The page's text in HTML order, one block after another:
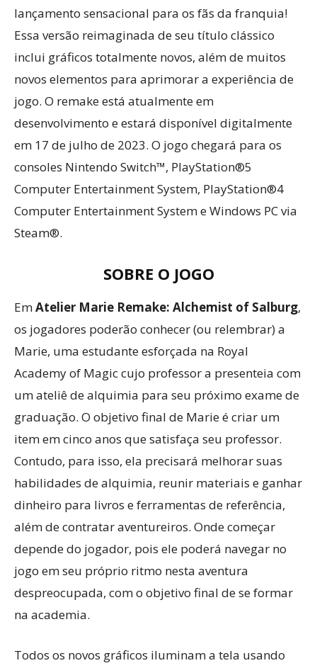
lançamento sensacional para os fãs da franquia!
Essa versão reimaginada de seu título clássico
inclui gráficos totalmente novos, além de muitos
novos elementos para aprimorar a experiência de
jogo. O remake está atualmente em
desenvolvimento e estará disponível digitalmente
em 17 de julho de 2023. O jogo chegará para os
consoles Nintendo Switch™, PlayStation®5
Computer Entertainment System, PlayStation®4
Computer Entertainment System e Windows PC via
Steam®.
SOBRE O JOGO
EmAtelier Marie Remake: Alchemist of Salburg,
os jogadores poderão conhecer (ou relembrar) a
Marie, uma estudante esforçada na Royal
Academy of Magic cujo professor a presenteia com
um ateliê de alquimia para seu próximo exame de
graduação. O objetivo final de Marie é criar um
item em cinco anos que satisfaça seu professor.
Contudo, para isso, ela precisará melhorar suas
habilidades de alquimia, reunir materiais e ganhar
dinheiro para livros e ferramentas de referência,
além de contratar aventureiros. Onde começar
depende do jogador, pois ele poderá navegar no
jogo em seu próprio ritmo nesta aventura
despreocupada, com o objetivo final de se formar
na academia.
Todos os novos gráficos iluminam a tela usando